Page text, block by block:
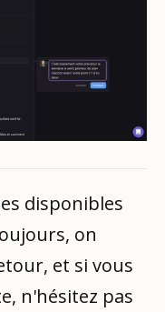
disponibles
on
et si vous
n'hésitez pas